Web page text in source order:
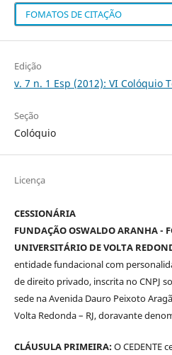
FOMATOS DE CITAÇÃO
Edição
v. 7 n. 1 Esp (2012): VI Colóquio
Seção
Colóquio
Licença
CESSIONÁRIA
FUNDAÇÃO OSWALDO ARANHA -
UNIVERSITÁRIO DE VOLTA
entidade fundacional com
de direito privado, inscrita no CNPJ
sede na Avenida Dauro Peixoto
Volta Redonda – RJ, doravante
CLÁUSULA PRIMEIRA:O CEDENTE